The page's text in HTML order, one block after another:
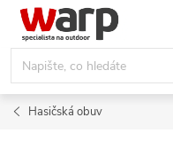
Přejít
obsah
Hasičská obuv